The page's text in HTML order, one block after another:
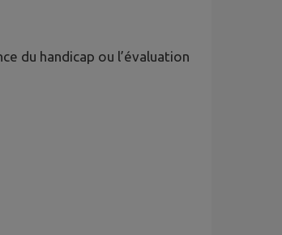
du handicap ou l’évaluation